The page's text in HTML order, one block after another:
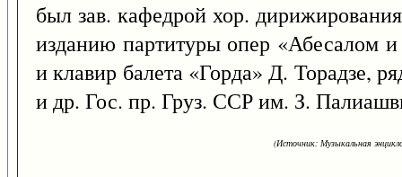
был зав. кафедрой хор.
изданию партитуры опер «Абесалом
и клавир балета «Горда» Д. Торадзе,
и др. Гос. пр. Груз. ССР им. З.
(Источник: Музыкальная